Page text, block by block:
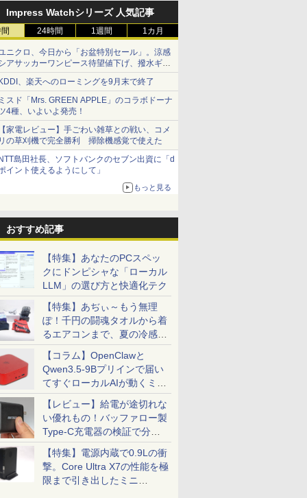
Impress Watchシリーズ 人気記事
24時間 1週間 1カ月
ニクロ、今日から「お盆特別セール」。涼感
アサッカーワンピース待望値下げ、撥水ギア
ョーツは1990円に
、楽天へのローミングを9月末で終了
スド「Mrs. GREEN APPLE」のコラボドーナ
4種、いよいよ発売！
家電レビュー】手ごわい雑草との戦い、コメ
の草刈機で完全勝利 掃除機感覚で使えた
島田社長、ソフトバンクのセブン出資に「d
イント使えるようにして」
もっと見る
おすすめ記事
【特集】あなたのPCスペッ
クにドンピシャな「ローカル
LLM」の選び方と快適化テク
【特集】あぢぃ～もう無理
ぽ！千円の闘魂タオルから着
るエアコンまで、夏の冷感グ
ッズ一挙紹介
【コラム】OpenClawと
Qwen3.5-9Bプリインで届い
てすぐローカルAIが動くミニ
PC「SER9 Pro」
【レビュー】給電が途切れな
い優れもの！バッファロー製
Type-C充電器の検証で分か
ったこと
【特集】電源内蔵で0.9Lの衝
撃。Core Ultra X7の性能を極
限まで引き出したミニ